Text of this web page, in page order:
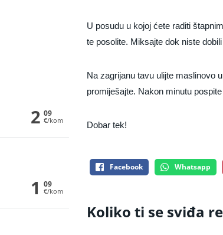
2 09
€/kom
1 09
€/kom
U posudu u kojoj ćete raditi
te posolite. Miksajte dok niste
Na zagrijanu tavu ulijte maslinovo
promiješajte. Nakon minutu
Dobar tek!
Facebook Whatsapp
Koliko ti se sviđa